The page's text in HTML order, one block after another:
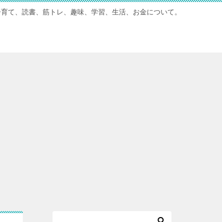
て、読書、筋トレ、趣味、学習、生活、お金について。